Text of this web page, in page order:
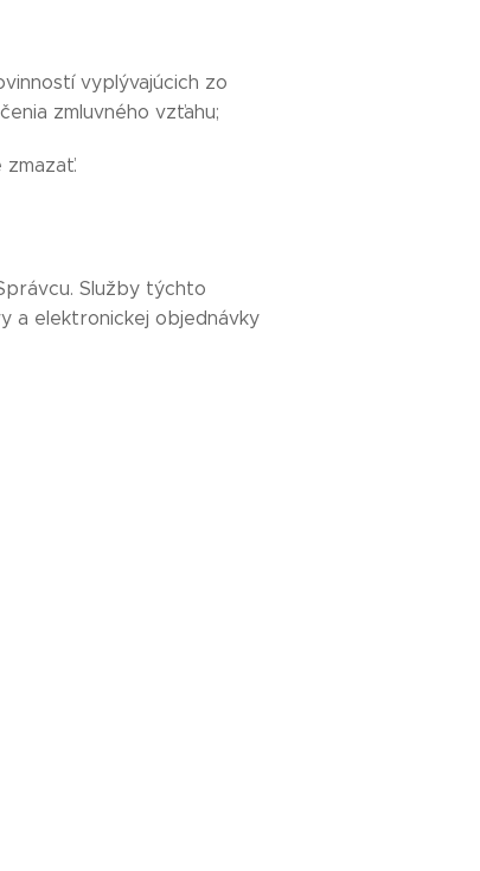
vyplývajúcich zo
zmluvného vzťahu;
Služby týchto
a elektronickej objednávky